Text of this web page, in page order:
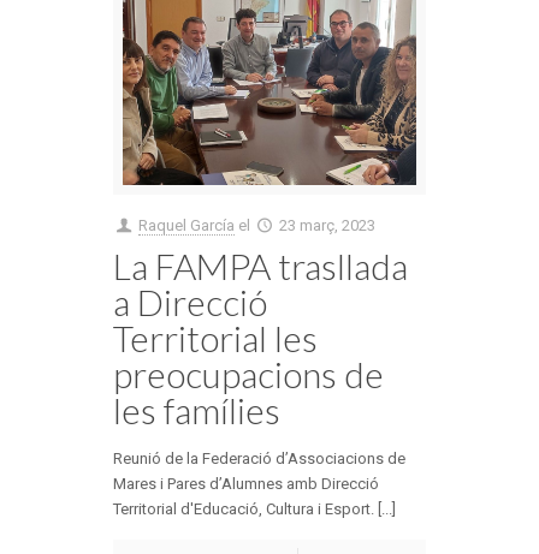
Raquel García el 23 març, 2023
La FAMPA trasllada
a Direcció
Territorial les
preocupacions de
les famílies
Reunió de la Federació d’Associacions de
Mares i Pares d’Alumnes amb Direcció
Territorial d'Educació, Cultura i Esport. [...]